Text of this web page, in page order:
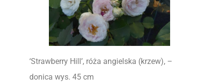
‘Strawberry Hill’, róża angielska (krzew), –
donica wys. 45 cm